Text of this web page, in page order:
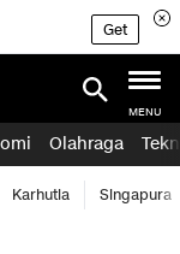
Get
MENU
Olahraga
Karhutla Singapura